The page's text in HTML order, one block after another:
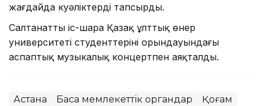
жағдайда куәліктерді тапсырды.
Салтанатты іс-шара Қазақ ұлттық өнер
университеті студенттерінің орындауындағы
аспаптық музыкалық концертпен аяқталды.
Астана Басқа мемлекеттік органдар Қоғам